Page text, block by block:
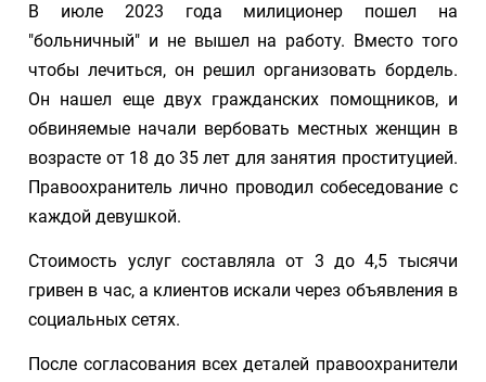
В июле 2023 года милиционер пошел на
"больничный" и не вышел на работу. Вместо того
чтобы лечиться, он решил организовать бордель.
Он нашел еще двух гражданских помощников, и
обвиняемые начали вербовать местных женщин в
возрасте от 18 до 35 лет для занятия проституцией.
Правоохранитель лично проводил собеседование с
каждой девушкой.
Стоимость услуг составляла от 3 до 4,5 тысячи
гривен в час, а клиентов искали через объявления в
социальных сетях.
После согласования всех деталей правоохранители